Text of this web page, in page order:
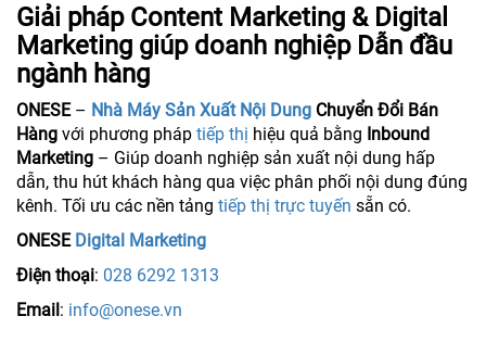
Giải pháp Content Marketing & Digital
Marketing giúp doanh nghiệp Dẫn đầu
ngành hàng
ONESE– Nhà Máy Sản Xuất Nội Dung Chuyển Đổi Bán
Hàng với phương pháp tiếp thị hiệu quả bằng Inbound
Marketing – Giúp doanh nghiệp sản xuất nội dung hấp
dẫn, thu hút khách hàng qua việc phân phối nội dung đúng
kênh. Tối ưu các nền tảng tiếp thị trực tuyến sẵn có.
ONESE Digital Marketing
Điện thoại: 028 6292 1313
Email: info@onese.vn